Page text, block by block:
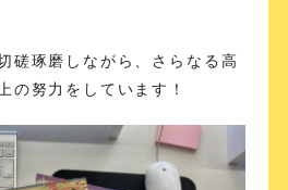
磋琢磨しながら、さらなる高
の努力をしています！